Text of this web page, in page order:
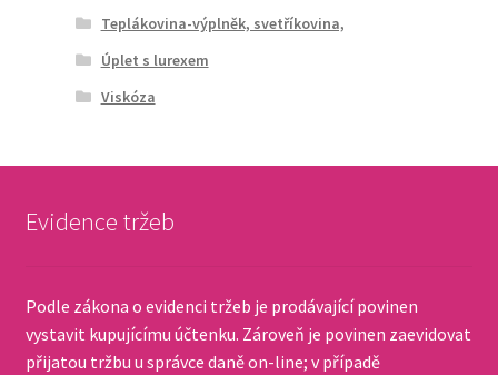
Teplákovina-výplněk, svetříkovina,
Úplet s lurexem
Viskóza
Evidence tržeb
Podle zákona o evidenci tržeb je prodávající povinen
vystavit kupujícímu účtenku. Zároveň je povinen zaevidovat
přijatou tržbu u správce daně on-line; v případě